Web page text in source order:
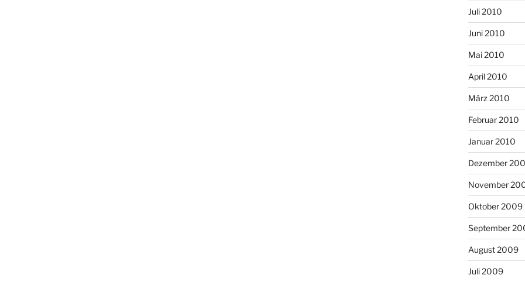
Juli 2010
Juni 2010
Mai 2010
April 2010
März 2010
Februar 2010
Januar 2010
Dezember
November
Oktober 2009
September
August 2009
Juli 2009